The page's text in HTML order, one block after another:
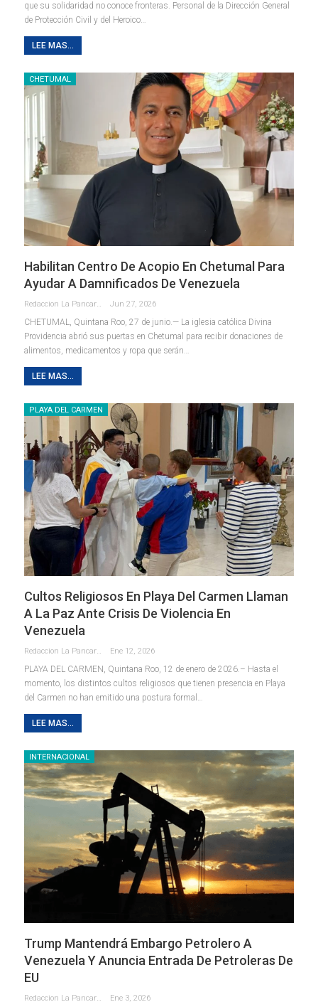
que su solidaridad no conoce fronteras. Personal de la Dirección General
de Protección Civil y del Heroico…
LEE MAS...
CHETUMAL
Habilitan Centro De Acopio En Chetumal Para
Ayudar A Damnificados De Venezuela
Jun 27, 2026
CHETUMAL, Quintana Roo, 27 de junio.— La iglesia católica Divina
Providencia abrió sus puertas en Chetumal para recibir donaciones de
alimentos, medicamentos y ropa que serán
LEE MAS...
PLAYA DEL CARMEN
Cultos Religiosos En Playa Del Carmen Llaman
A La Paz Ante Crisis De Violencia En
Venezuela
Redaccion La Pancarta De Quintana Roo Ene 12, 2026
PLAYA DEL CARMEN, Quintana Roo, 12 de enero de 2026.– Hasta el
momento, los distintos cultos religiosos que tienen presencia en Playa
del Carmen no han emitido una postura formal
LEE MAS...
INTERNACIONAL
Trump Mantendrá Embargo Petrolero A
Venezuela Y Anuncia Entrada De Petroleras De
EU
Redaccion La Pancarta De Quintana Roo Ene 3, 2026